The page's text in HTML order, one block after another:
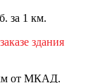
за 1 км.
здания
км от МКАД.